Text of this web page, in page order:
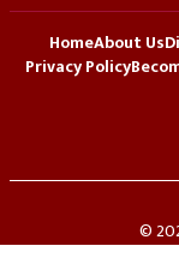
HomeAbout Us
Privacy Policy
©